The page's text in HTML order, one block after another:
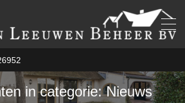
in categorie: Nieuws